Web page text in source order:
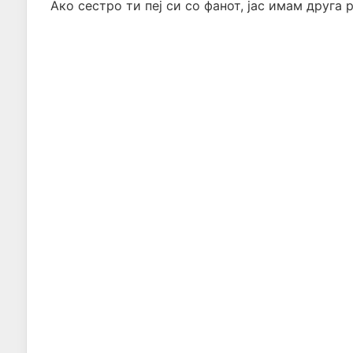
Ако сестро ти пеј си со фанот, јас имам друга